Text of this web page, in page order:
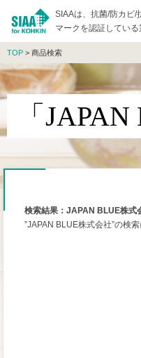
SIAAは、抗菌/防カビ/
マークを認証している
TOP > 商品検索
「
検索結果：JAPAN BLUE株式
”JAPAN BLUE株式会社”の検